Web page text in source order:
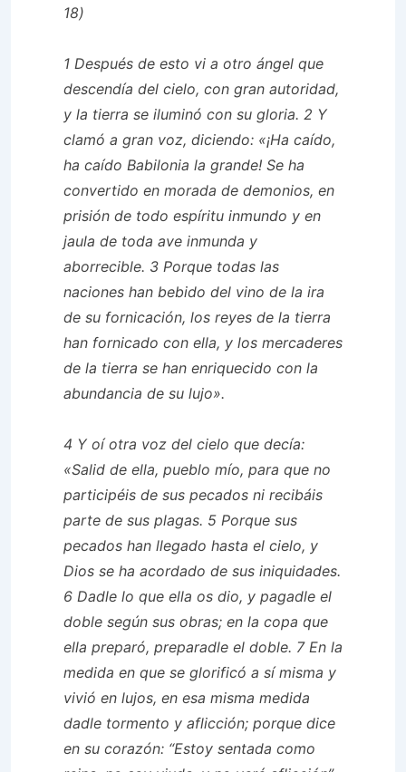
18)
1 Después de esto vi a otro ángel que
descendía del cielo, con gran autoridad,
y la tierra se iluminó con su gloria. 2 Y
clamó a gran voz, diciendo: «¡Ha caído,
ha caído Babilonia la grande! Se ha
convertido en morada de demonios, en
prisión de todo espíritu inmundo y en
jaula de toda ave inmunda y
aborrecible. 3 Porque todas las
naciones han bebido del vino de la ira
de su fornicación, los reyes de la tierra
han fornicado con ella, y los mercaderes
de la tierra se han enriquecido con la
abundancia de su lujo».
4 Y oí otra voz del cielo que decía:
«Salid de ella, pueblo mío, para que no
participéis de sus pecados ni recibáis
parte de sus plagas. 5 Porque sus
pecados han llegado hasta el cielo, y
Dios se ha acordado de sus iniquidades.
6 Dadle lo que ella os dio, y pagadle el
doble según sus obras; en la copa que
ella preparó, preparadle el doble. 7 En la
medida en que se glorificó a sí misma y
vivió en lujos, en esa misma medida
dadle tormento y aflicción; porque dice
en su corazón: “Estoy sentada como